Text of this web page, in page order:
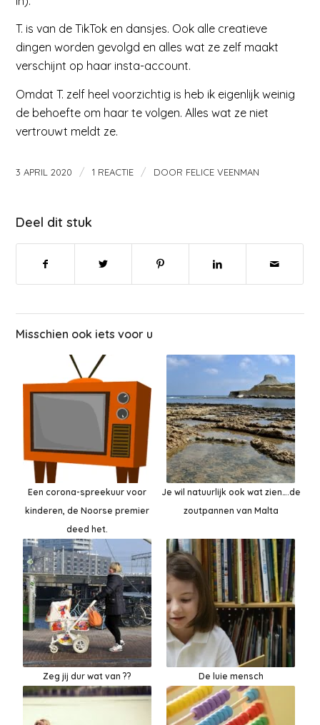
T. is van de TikTok en dansjes. Ook alle creatieve
dingen worden gevolgd en alles wat ze zelf maakt
verschijnt op haar insta-account.
Omdat T. zelf heel voorzichtig is heb ik eigenlijk weinig
de behoefte om haar te volgen. Alles wat ze niet
vertrouwt meldt ze.
3 APRIL 2020 / 1 REACTIE / DOOR FELICE VEENMAN
Deel dit stuk
Misschien ook iets voor u
Een corona-spreekuur voor
kinderen, de Noorse premier
deed het.
Je wil natuurlijk ook wat zien….de
zoutpannen van Malta
Zeg jij dur wat van ?? De luie mensch